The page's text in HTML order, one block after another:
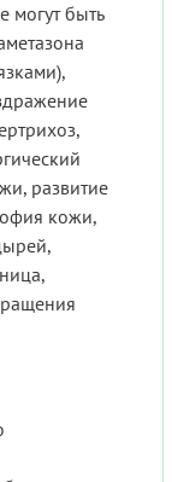
могут быть
развитие
кожи,